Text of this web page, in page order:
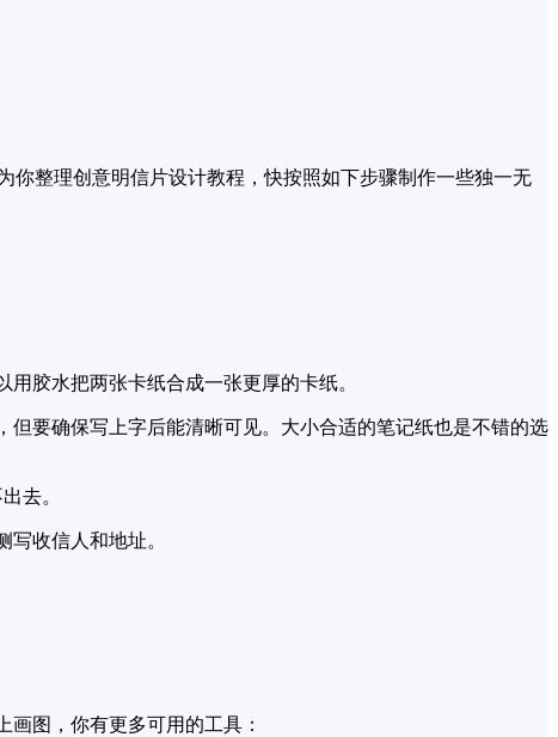
你整理创意明信片设计教程，快按照如下步骤制作一些独一无
胶水把两张卡纸合成一张更厚的卡纸。
要确保写上字后能清晰可见。大小合适的笔记纸也是不错的选
去。
收信人和地址。
图，你有更多可用的工具：